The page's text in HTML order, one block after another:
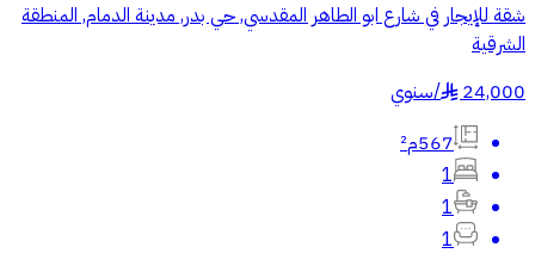
شقة للإيجار في شارع ابو الطاهر المقدسي, حي بدر, مدينة الدمام, المنطقة
الشرقية
24,000
§
/سنوي
567م²
1
1
1